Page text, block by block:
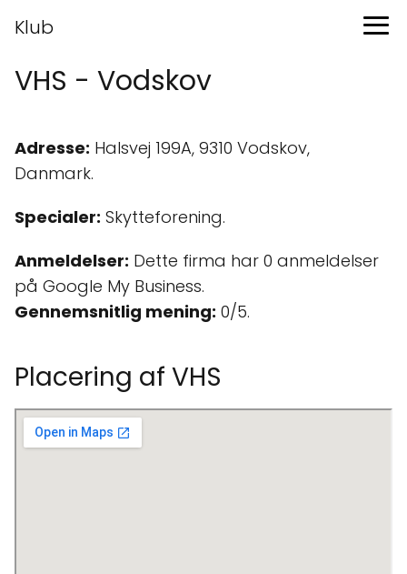
Klub
VHS - Vodskov
Adresse: Halsvej 199A, 9310 Vodskov,
Danmark.
Specialer: Skytteforening.
Anmeldelser: Dette firma har 0 anmeldelser
på Google My Business.
Gennemsnitlig mening: 0/5.
Placering af VHS